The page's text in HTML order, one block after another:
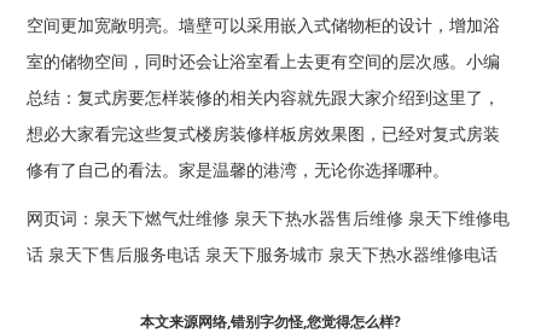
空间更加宽敞明亮。墙壁可以采用嵌入式储物柜的设计，增加浴
室的储物空间，同时还会让浴室看上去更有空间的层次感。小编
总结：复式房要怎样装修的相关内容就先跟大家介绍到这里了，
想必大家看完这些复式楼房装修样板房效果图，已经对复式房装
修有了自己的看法。家是温馨的港湾，无论你选择哪种。
网页词： 泉天下燃气灶维修 泉天下热水器售后维修 泉天下维修电
话 泉天下售后服务电话 泉天下服务城市 泉天下热水器维修电话
本文来源网络,错别字勿怪,您觉得怎么样?